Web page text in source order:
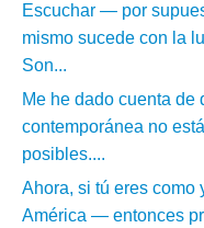
Escuchar — por
mismo sucede con la
Son...
Me he dado cuenta de
contemporánea no
posibles....
Ahora, si tú eres
América — entonces